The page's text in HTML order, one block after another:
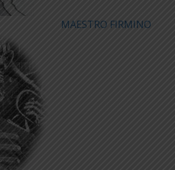
MAESTRO FIRMINO